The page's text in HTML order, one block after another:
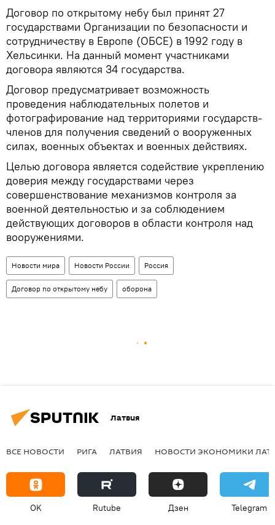
Договор по открытому небу был принят 27
государствами Организации по безопасности и
сотрудничеству в Европе (ОБСЕ) в 1992 году в
Хельсинки. На данный момент участниками
договора являются 34 государства.
Договор предусматривает возможность
проведения наблюдательных полетов и
фотографирование над территориями государств-
членов для получения сведений о вооруженных
силах, военных объектах и военных действиях.
Целью договора является содействие укреплению
доверия между государствами через
совершенствование механизмов контроля за
военной деятельностью и за соблюдением
действующих договоров в области контроля над
вооружениями.
Новости мира Новости России Россия
Договор по открытому небу оборона
Латвия
ВСЕ НОВОСТИ РИГА ЛАТВИЯ НОВОСТИ ЭКОНОМИКИ
OK Rutube Дзен Telegram